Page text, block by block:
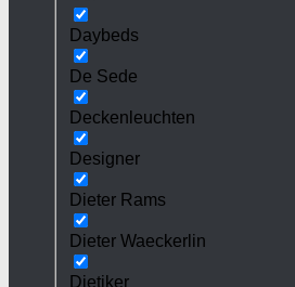
Daybeds
De Sede
Deckenleuchten
Designer
Dieter Rams
Dieter Waeckerlin
Dietiker